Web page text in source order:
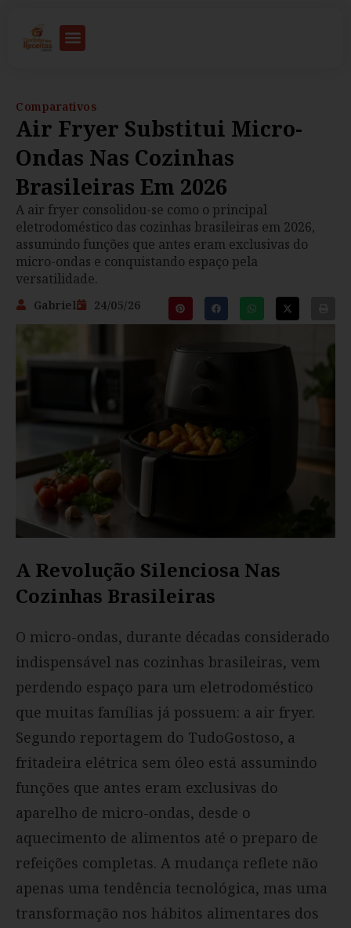
Comparativos
Air Fryer Substitui Micro-
Ondas Nas Cozinhas
Brasileiras Em 2026
A air fryer consolidou-se como o principal
eletrodoméstico das cozinhas brasileiras em 2026,
assumindo funções que antes eram exclusivas do
micro-ondas e conquistando espaço pela
versatilidade.
Gabriel 24/05/26
A Revolução Silenciosa Nas
Cozinhas Brasileiras
O micro-ondas, durante décadas considerado
indispensável nas cozinhas brasileiras, vem
perdendo espaço para um eletrodoméstico
que muitas famílias já possuem: a air fryer.
Segundo reportagem do TudoGostoso, a
fritadeira elétrica sem óleo está assumindo
funções que antes eram exclusivas do
aparelho de micro-ondas, desde o
aquecimento de alimentos até o preparo de
refeições completas. A mudança reflete não
apenas uma tendência tecnológica, mas uma
transformação nos hábitos alimentares dos